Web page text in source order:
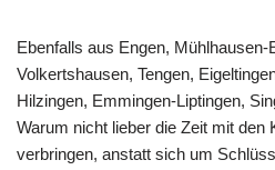
Ebenfalls aus Engen, Mühlhausen-
Volkertshausen, Tengen,
Hilzingen, Emmingen-Liptingen,
Warum nicht lieber die Zeit mit den
verbringen, anstatt sich um